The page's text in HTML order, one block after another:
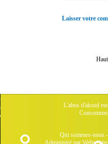
Laisser votre
L'abus d'alcool
Qui sommes-nous-